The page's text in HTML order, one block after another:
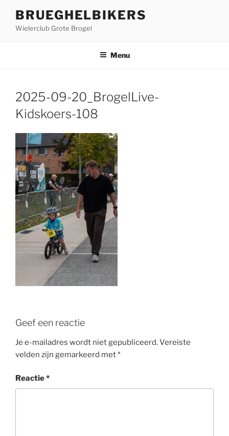
BRUEGHELBIKERS
Wielerclub Grote Brogel
Menu
2025-09-20_BrogelLive-
Kidskoers-108
Geef een reactie
Je e-mailadres wordt niet gepubliceerd.Vereiste
velden zijn gemarkeerd met*
Reactie*